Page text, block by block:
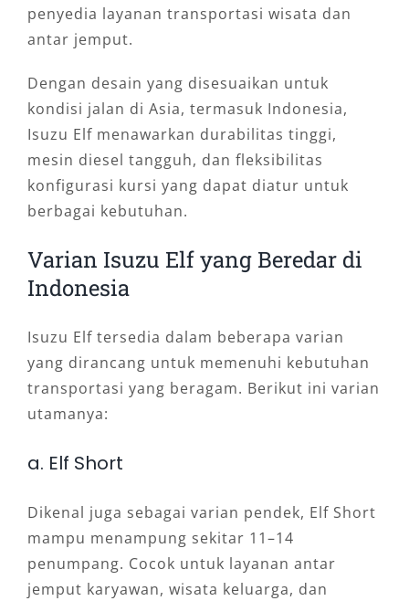
penyedia layanan transportasi wisata dan
antar jemput.
Dengan desain yang disesuaikan untuk
kondisi jalan di Asia, termasuk Indonesia,
Isuzu Elf menawarkan durabilitas tinggi,
mesin diesel tangguh, dan fleksibilitas
konfigurasi kursi yang dapat diatur untuk
berbagai kebutuhan.
Varian Isuzu Elf yang Beredar di
Indonesia
Isuzu Elf tersedia dalam beberapa varian
yang dirancang untuk memenuhi kebutuhan
transportasi yang beragam. Berikut ini varian
utamanya:
a. Elf Short
Dikenal juga sebagai varian pendek, Elf Short
mampu menampung sekitar 11–14
penumpang. Cocok untuk layanan antar
jemput karyawan, wisata keluarga, dan